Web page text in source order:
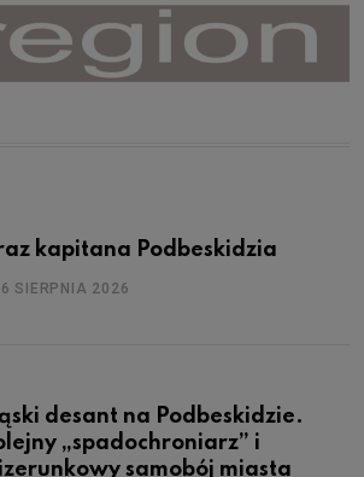
kapitana Podbeskidzia
6 SIERPNIA 2026
desant na Podbeskidzie.
„spadochroniarz” i
samobój miasta